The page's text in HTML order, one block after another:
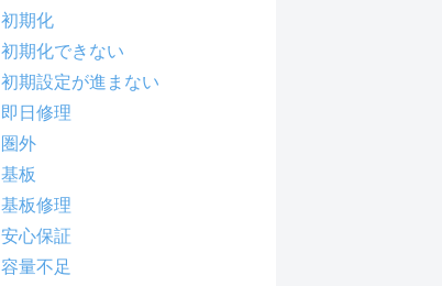
初期化
初期化できない
初期設定が進まない
即日修理
圏外
基板
基板修理
安心保証
容量不足